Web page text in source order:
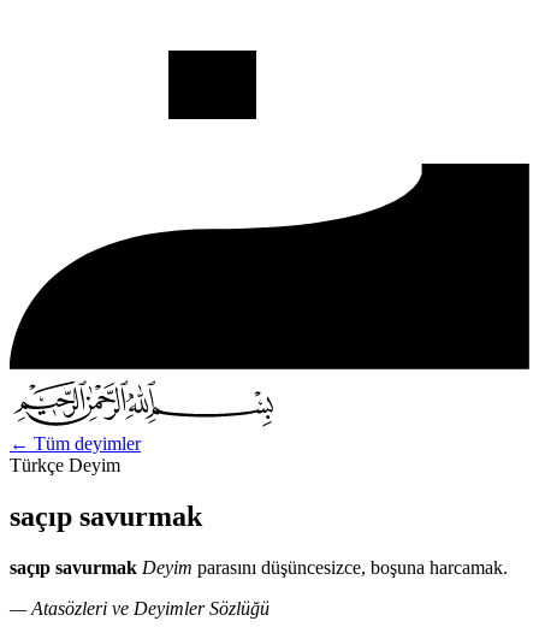
← Tüm deyimler
Türkçe Deyim
saçıp savurmak
saçıp savurmak Deyim parasını düşüncesizce, boşuna harcamak.
— Atasözleri ve Deyimler Sözlüğü